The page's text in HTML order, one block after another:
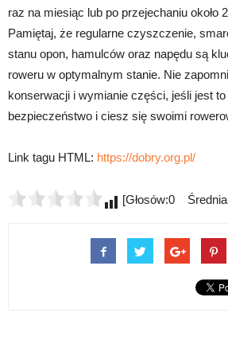
raz na miesiąc lub po przejechaniu około
Pamiętaj, że regularne czyszczenie,
stanu opon, hamulców oraz napędu są
roweru w optymalnym stanie. Nie
konserwacji i wymianie części, jeśli jest
bezpieczeństwo i ciesz się swoimi
Link tagu HTML: https://dobry.org.pl/
[Głosów:0